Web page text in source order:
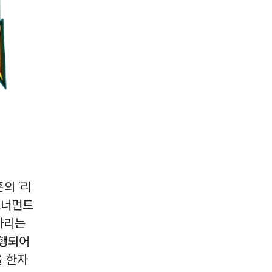
‘리
먼트
리는
되어
한자